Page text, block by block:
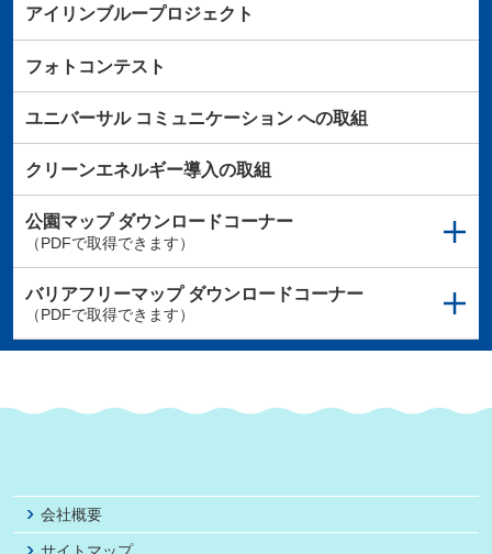
アイリンブループロジェクト
フォトコンテスト
ユニバーサルコミュニケーションへの取組
クリーンエネルギー導入の取組
公園マップダウンロードコーナー
（PDFで取得できます）
バリアフリーマップダウンロードコーナー
（PDFで取得できます）
会社概要